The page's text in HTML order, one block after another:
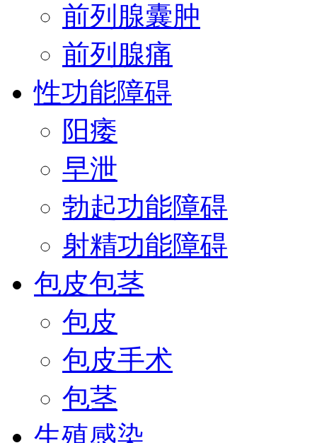
前列腺囊肿
前列腺痛
性功能障碍
阳痿
早泄
勃起功能障碍
射精功能障碍
包皮包茎
包皮
包皮手术
包茎
生殖感染